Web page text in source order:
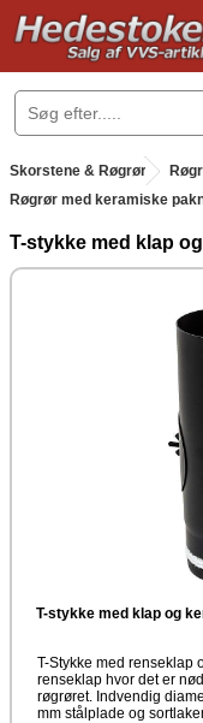
.
Skorstene & Røgrør .
Røgrør med keramiske
T-stykke med klap
T-stykke med klap og
T-Stykke med renseklap
renseklap hvor det er
røgrøret. Indvendig
mm stålplade og